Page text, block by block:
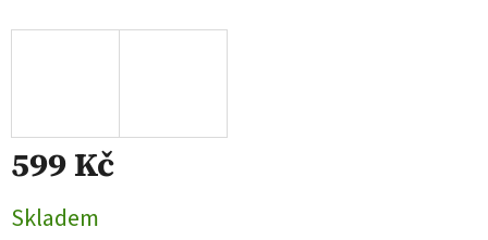
599 Kč
cena:
Skladem